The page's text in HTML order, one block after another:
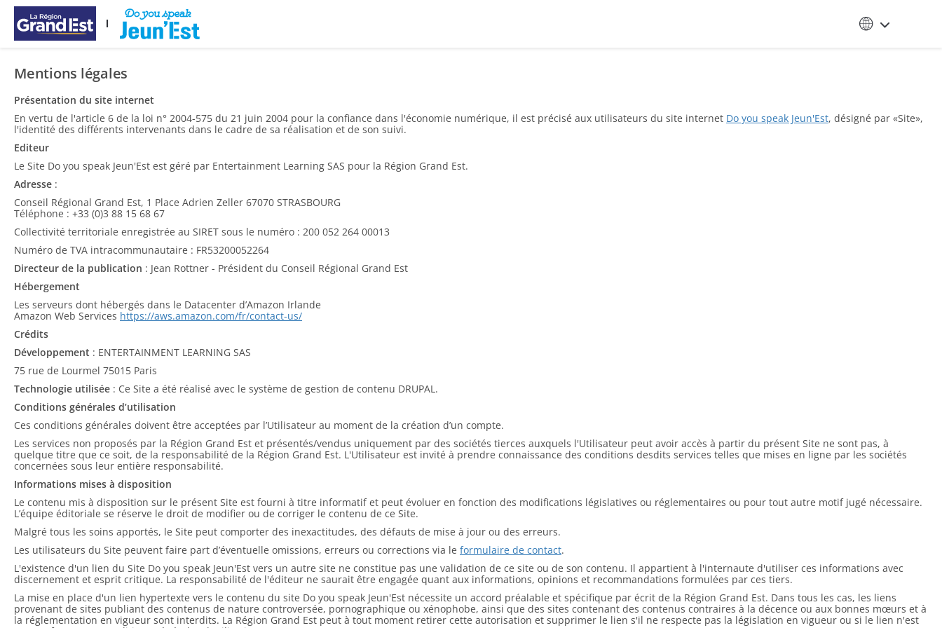
Ana içeriğe atla
Mentions légales
Présentation du site internet
En vertu de l'article 6 de la loi n° 2004-575 du 21 juin 2004 pour la confiance dans l'économie numérique, il est précisé aux utilisateurs du site internet Do you speak Jeun'Est, désigné par «Site»,
l'identité des différents intervenants dans le cadre de sa réalisation et de son suivi.
Editeur
Le Site Do you speak Jeun'Est est géré par Entertainment Learning SAS pour la Région Grand Est.
Adresse :
Conseil Régional Grand Est, 1 Place Adrien Zeller 67070 STRASBOURG
Téléphone : +33 (0)3 88 15 68 67
Collectivité territoriale enregistrée au SIRET sous le numéro : 200 052 264 00013
Numéro de TVA intracommunautaire : FR53200052264
Directeur de la publication : Jean Rottner - Président du Conseil Régional Grand Est
Hébergement
Les serveurs dont hébergés dans le Datacenter d’Amazon Irlande
Amazon Web Services https://aws.amazon.com/fr/contact-us/
Crédits
Développement : ENTERTAINMENT LEARNING SAS
75 rue de Lourmel 75015 Paris
Technologie utilisée : Ce Site a été réalisé avec le système de gestion de contenu DRUPAL.
Conditions générales d’utilisation
Ces conditions générales doivent être acceptées par l’Utilisateur au moment de la création d’un compte.
Les services non proposés par la Région Grand Est et présentés/vendus uniquement par des sociétés tierces auxquels l'Utilisateur peut avoir accès à partir du présent Site ne sont pas, à
quelque titre que ce soit, de la responsabilité de la Région Grand Est. L'Utilisateur est invité à prendre connaissance des conditions desdits services telles que mises en ligne par les sociétés
concernées sous leur entière responsabilité.
Informations mises à disposition
Le contenu mis à disposition sur le présent Site est fourni à titre informatif et peut évoluer en fonction des modifications législatives ou réglementaires ou pour tout autre motif jugé nécessaire.
L’équipe éditoriale se réserve le droit de modifier ou de corriger le contenu de ce Site.
Malgré tous les soins apportés, le Site peut comporter des inexactitudes, des défauts de mise à jour ou des erreurs.
Les utilisateurs du Site peuvent faire part d’éventuelle omissions, erreurs ou corrections via le formulaire de contact.
L'existence d'un lien du Site Do you speak Jeun'Est vers un autre site ne constitue pas une validation de ce site ou de son contenu. Il appartient à l'internaute d'utiliser ces informations avec
discernement et esprit critique. La responsabilité de l'éditeur ne saurait être engagée quant aux informations, opinions et recommandations formulées par ces tiers.
La mise en place d'un lien hypertexte vers le contenu du site Do you speak Jeun'Est nécessite un accord préalable et spécifique par écrit de la Région Grand Est. Dans tous les cas, les liens
provenant de sites publiant des contenus de nature controversée, pornographique ou xénophobe, ainsi que des sites contenant des contenus contraires à la décence ou aux bonnes mœurs et à
la réglementation en vigueur sont interdits. La Région Grand Est peut à tout moment retirer cette autorisation et supprimer le lien s'il ne respecte pas la législation en vigueur ou si le lien n'est